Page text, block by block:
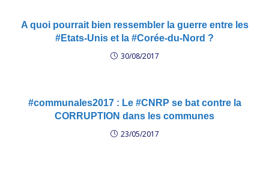
A quoi pourrait bien ressembler la guerre entre les
#Etats-Unis et la #Corée-du-Nord ?
30/08/2017
#communales2017 : Le #CNRP se bat contre la
CORRUPTION dans les communes
23/05/2017